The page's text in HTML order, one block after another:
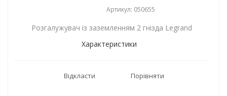
Артикул: 050655
Розгалужувач із заземленням 2 гнізда Legrand
Характеристики
Відкласти Порівняти